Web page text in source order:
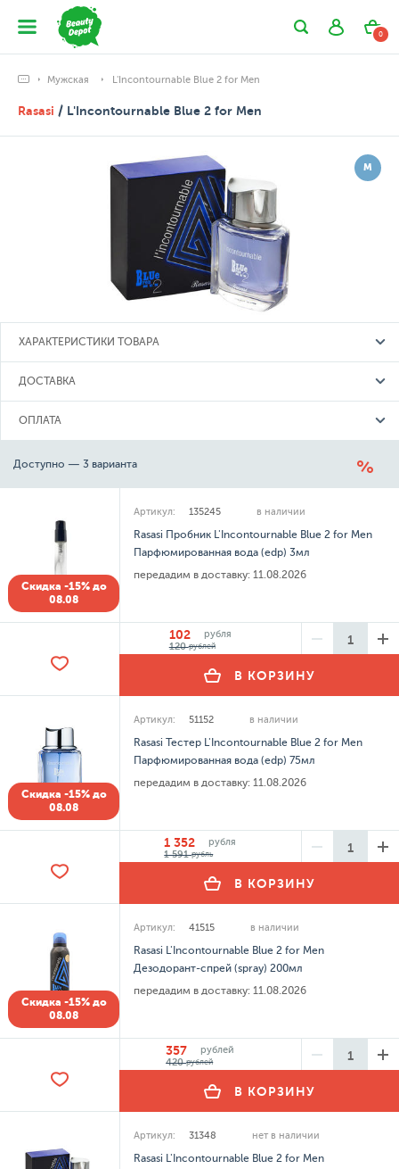
0
Мужская L'Incontournable Blue 2 for Men
Rasasi / L'Incontournable Blue 2 for Men
М
ХАРАКТЕРИСТИКИ ТОВАРА
ДОСТАВКА
ОПЛАТА
Доступно — 3 варианта
Скидка -15% до
08.08
Артикул: 135245 в наличии
Rasasi Пробник L'Incontournable Blue 2 for Men
Парфюмированная вода (edp) 3мл
передадим в доставку: 11.08.2026
102
рубля
120рублей
В КОРЗИНУ
Скидка -15% до
08.08
Артикул: 51152 в наличии
Rasasi Тестер L'Incontournable Blue 2 for Men
Парфюмированная вода (edp) 75мл
передадим в доставку: 11.08.2026
1 352
рубля
1 591рубль
В КОРЗИНУ
Скидка -15% до
08.08
Артикул: 41515 в наличии
Rasasi L'Incontournable Blue 2 for Men
Дезодорант-спрей (spray) 200мл
передадим в доставку: 11.08.2026
357
рублей
420рублей
В КОРЗИНУ
Артикул: 31348 нет в наличии
Rasasi L'Incontournable Blue 2 for Men